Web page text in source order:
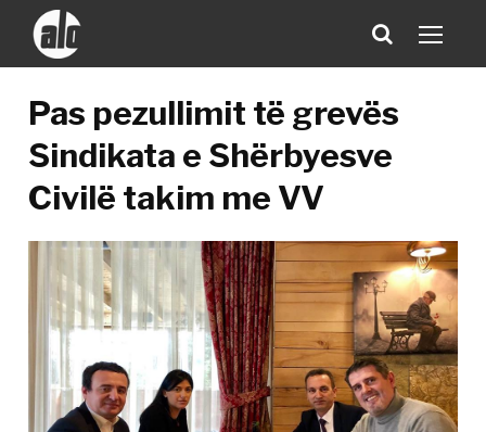
Pas pezullimit të grevës
Sindikata e Shërbyesve
Civilë takim me VV